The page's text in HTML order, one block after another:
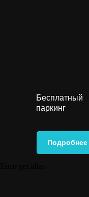
Бесплатный
паркинг
Подробнее